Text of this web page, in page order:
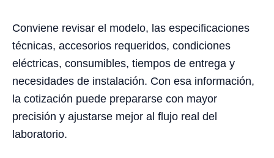
Conviene revisar el modelo, las especificaciones
técnicas, accesorios requeridos, condiciones
eléctricas, consumibles, tiempos de entrega y
necesidades de instalación. Con esa información,
la cotización puede prepararse con mayor
precisión y ajustarse mejor al flujo real del
laboratorio.